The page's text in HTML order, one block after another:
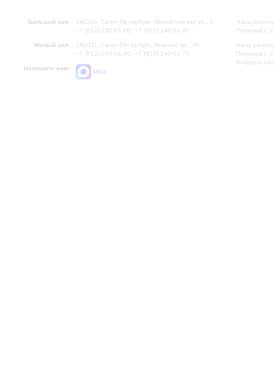
Большой зал:
191186, Санкт-Петербург, Михайловская ул., 2
+7 (812) 240-01-00, +7 (812) 240-01-80
Малый зал:
191011, Санкт-Петербург, Невский пр., 30
+7 (812) 240-01-00, +7 (812) 240-01-70
Напишите нам:
MAX
Часы
Перерыв с
Часы
Перерыв с
Вопросы